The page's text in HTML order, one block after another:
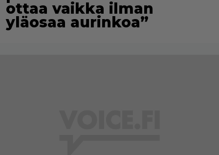
ottaa vaikka ilman
yläosaa aurinkoa”